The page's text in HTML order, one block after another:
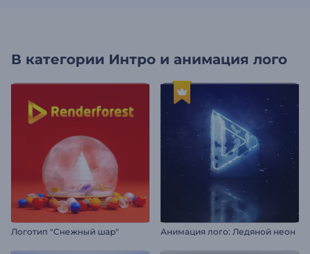
В категории Интро и анимация лого
Логотип "Снежный шар" Анимация лого: Ледяной неон